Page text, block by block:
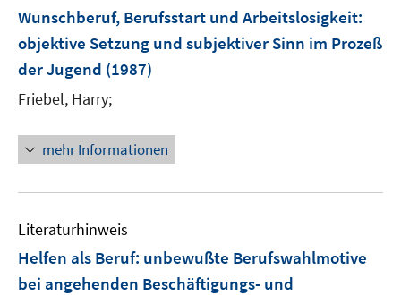
Wunschberuf, Berufsstart und Arbeitslosigkeit:
objektive Setzung und subjektiver Sinn im Prozeß
der Jugend (1987)
Friebel, Harry;
mehr Informationen
Literaturhinweis
Helfen als Beruf: unbewußte Berufswahlmotive
bei angehenden Beschäftigungs- und